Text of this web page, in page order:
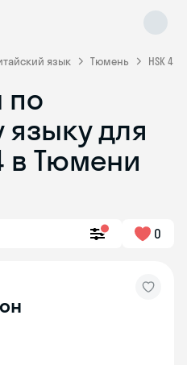
язык Тюмень HSK 4
по
для
в Тюмени
0